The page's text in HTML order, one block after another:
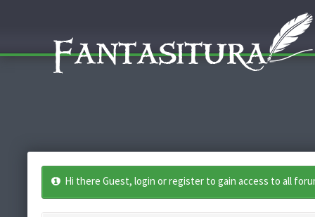
Hi there Guest, login or register to gain access to all